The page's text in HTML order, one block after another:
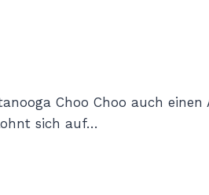
Choo Choo auch
sich auf…